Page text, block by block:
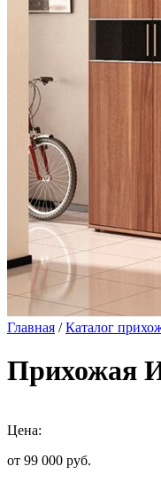
Главная /Каталог
Прихожая
Цена:
от 99 000 руб.